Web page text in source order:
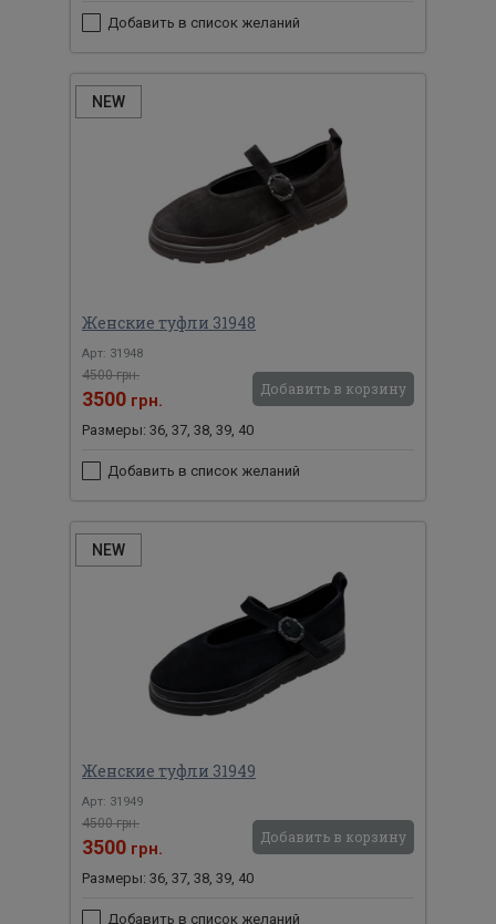
Добавить в список желаний
NEW
Женские туфли 31948
Арт: 31948
4500 грн.
3500 грн.
Добавить в корзину
Размеры: 36, 37, 38, 39, 40
Добавить в список желаний
NEW
Женские туфли 31949
Арт: 31949
4500 грн.
3500 грн.
Добавить в корзину
Размеры: 36, 37, 38, 39, 40
Добавить в список желаний